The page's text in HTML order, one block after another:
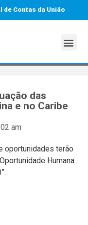
Contas da União
das
e no Caribe
am
oportunidades terão
Humana